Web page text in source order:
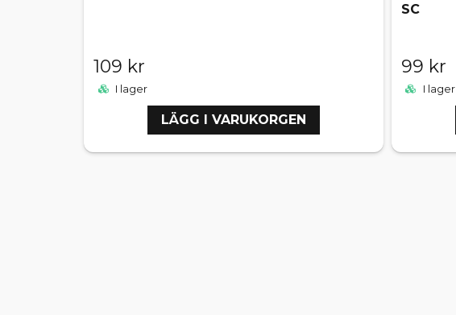
109 kr
I lager
LÄGG I VARUKORGEN
SC
99 kr
I lager